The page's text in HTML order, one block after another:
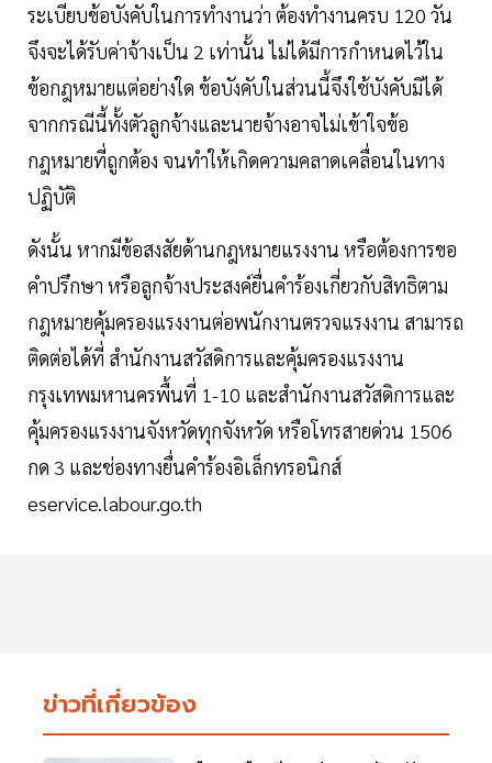
ระเบียบข้อบังคับในการทำงานว่า ต้องทำงานครบ 120 วัน
จึงจะได้รับค่าจ้างเป็น 2 เท่านั้น ไม่ได้มีการกำหนดไว้ใน
ข้อกฎหมายแต่อย่างใด ข้อบังคับในส่วนนี้จึงใช้บังคับมิได้
จากกรณีนี้ทั้งตัวลูกจ้างและนายจ้างอาจไม่เข้าใจข้อ
กฎหมายที่ถูกต้อง จนทำให้เกิดความคลาดเคลื่อนในทาง
ปฏิบัติ
ดังนั้น หากมีข้อสงสัยด้านกฎหมายแรงงาน หรือต้องการขอ
คำปรึกษา หรือลูกจ้างประสงค์ยื่นคำร้องเกี่ยวกับสิทธิตาม
กฎหมายคุ้มครองแรงงานต่อพนักงานตรวจแรงงาน สามารถ
ติดต่อได้ที่ สำนักงานสวัสดิการและคุ้มครองแรงงาน
กรุงเทพมหานครพื้นที่ 1-10 และสำนักงานสวัสดิการและ
คุ้มครองแรงงานจังหวัดทุกจังหวัด หรือโทรสายด่วน 1506
กด 3 และช่องทางยื่นคำร้องอิเล็กทรอนิกส์
eservice.labour.go.th
ข่าวที่เกี่ยวข้อง